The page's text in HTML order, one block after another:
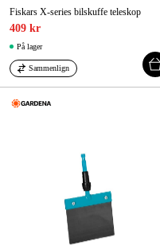
Fiskars X-series bilskuffe teleskop
409 kr
På lager
Sammenlign